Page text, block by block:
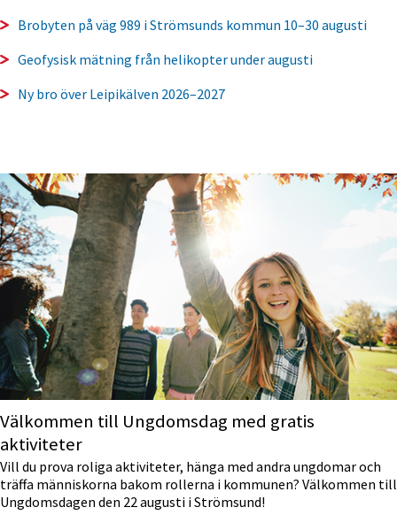
Brobyten på väg 989 i Strömsunds kommun 10–30 augusti
Geofysisk mätning från helikopter under augusti
Ny bro över Leipikälven 2026–2027
Välkommen till Ungdoms­dag med gratis
aktiviteter
Vill du prova roliga aktiviteter, hänga med andra ungdomar och
träffa människorna bakom rollerna i kommunen? Välkommen till
Ungdomsdagen den 22 augusti i Strömsund!